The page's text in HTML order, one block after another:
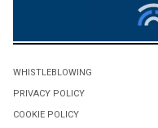
WHISTLEBLOWING
PRIVACY POLICY
COOKIE POLICY